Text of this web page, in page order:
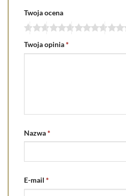
Twoja ocena
Twoja opinia*
Nazwa*
E-mail *